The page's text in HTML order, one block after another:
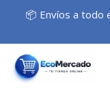
📦 Envíos a